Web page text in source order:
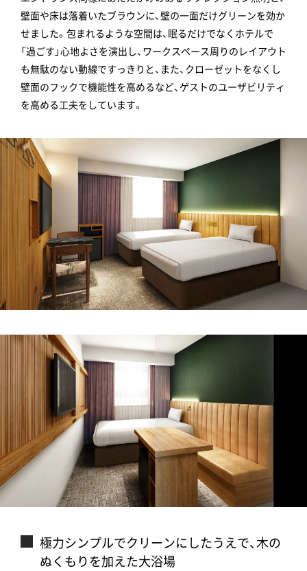
壁面や床は落着いたブラウンに、壁の一面だけグリーンを効か
せました。包まれるような空間は、眠るだけでなくホテルで
「過ごす」心地よさを演出し、ワークスペース周りのレイアウト
も無駄のない動線ですっきりと、また、クローゼットをなくし
壁面のフックで機能性を高めるなど、ゲストのユーザビリティ
を高める工夫をしています。
極力シンプルでクリーンにしたうえで、木の
ぬくもりを加えた大浴場